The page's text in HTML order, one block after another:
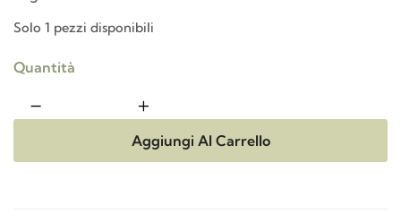
Solo 1 pezzi disponibili
Quantità
Aggiungi Al Carrello